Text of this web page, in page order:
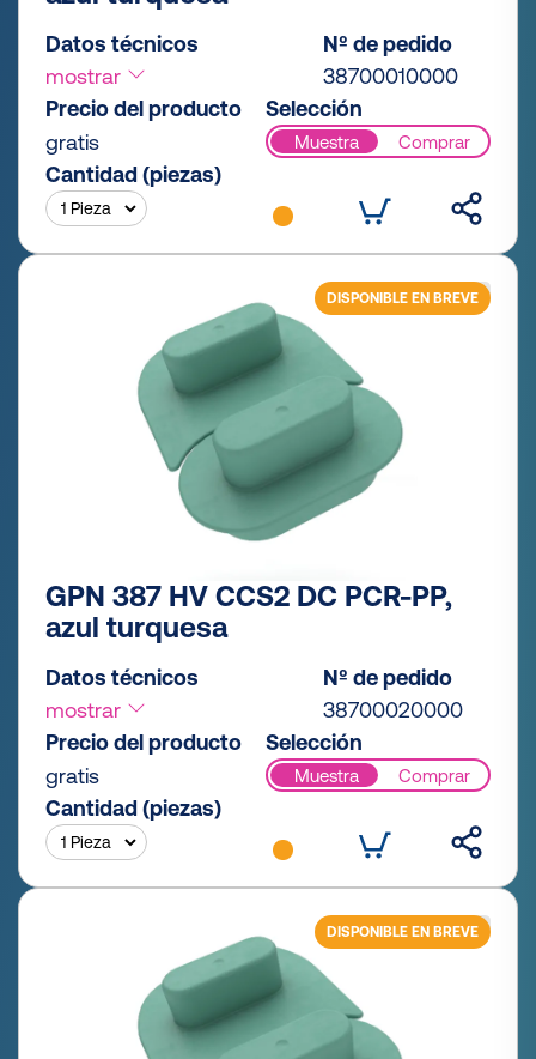
Datos técnicos
mostrar
Nº de pedido
38700010000
Precio del producto
gratis
Selección
Muestra Comprar
Cantidad (piezas)
DISPONIBLE EN BREVE
GPN 387 HV CCS2 DC PCR-PP,
azul turquesa
Datos técnicos
mostrar
Nº de pedido
38700020000
Precio del producto
gratis
Selección
Muestra Comprar
Cantidad (piezas)
DISPONIBLE EN BREVE